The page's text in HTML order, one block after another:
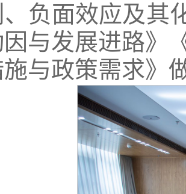
负面效应及其
与发展进路》
与政策需求》